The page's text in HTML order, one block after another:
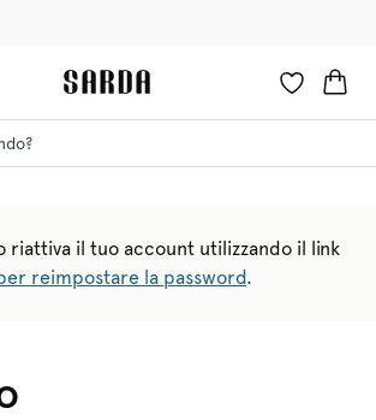
riattiva il tuo account utilizzando il link
reimpostare la password.